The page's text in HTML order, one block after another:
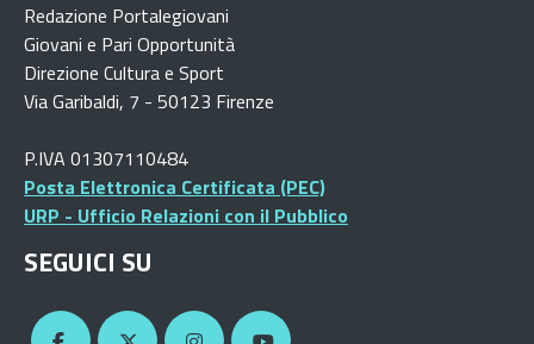
Redazione Portalegiovani
Giovani e Pari Opportunità
Direzione Cultura e Sport
Via Garibaldi, 7 - 50123 Firenze
P.IVA 01307110484
Posta Elettronica Certificata (PEC)
URP - Ufficio Relazioni con il Pubblico
SEGUICI SU